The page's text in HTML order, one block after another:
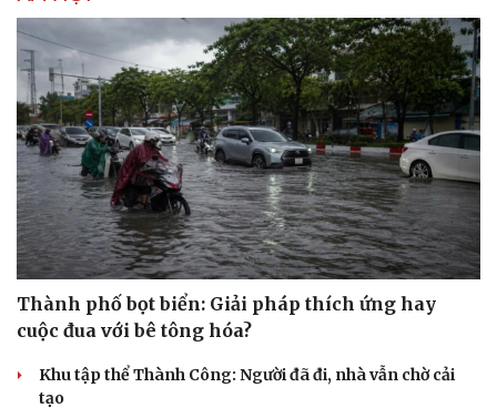
Hình thức quảng cáo Native Article trên hệ thống
SmartAds
Tham khảo bài viết sau để nắm vị trí, quy cách nội dung, cách
thiết lập và tối ưu.
| SmartAds
XÃ HỘI